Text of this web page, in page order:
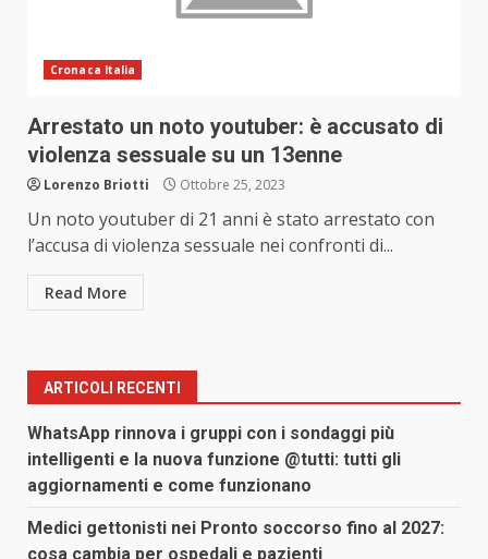
Cronaca Italia
Arrestato un noto youtuber: è accusato di
violenza sessuale su un 13enne
Lorenzo Briotti Ottobre 25, 2023
Un noto youtuber di 21 anni è stato arrestato con
l’accusa di violenza sessuale nei confronti di...
Read More
ARTICOLI RECENTI
WhatsApp rinnova i gruppi con i sondaggi più
intelligenti e la nuova funzione @tutti: tutti gli
aggiornamenti e come funzionano
Medici gettonisti nei Pronto soccorso fino al 2027:
cosa cambia per ospedali e pazienti